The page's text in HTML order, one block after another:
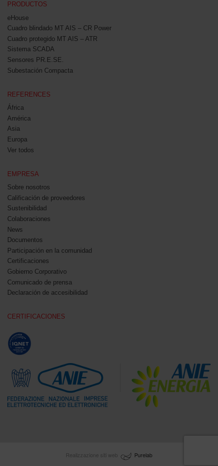
PRODUCTOS
eHouse
Cuadro blindado MT AIS – CR Power
Cuadro protegido MT AIS – ATR
Sistema SCADA
Sensores PR.E.SE.
Subestación Compacta
REFERENCES
África
América
Asia
Europa
Ver todos
EMPRESA
Sobre nosotros
Calificación de proveedores
Sustenibilidad
Colaboraciones
News
Documentos
Participación en la comunidad
Certificaciones
Gobierno Corporativo
Comunicado de prensa
Declaración de accesibilidad
CERTIFICACIONES
Realizzazione siti web Purelab